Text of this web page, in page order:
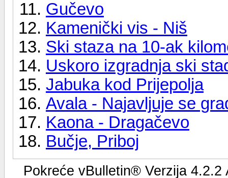
Gučevo
Kamenički vis - Niš
Ski staza na 10-ak
Uskoro izgradnja ski
Jabuka kod Prijepolja
Avala - Najavljuje se
Kaona - Dragačevo
Bučje, Priboj
Pokreće vBulletin® Verzija